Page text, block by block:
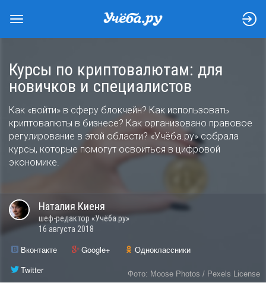
Курсы по криптовалютам: для
новичков и специалистов
Как «войти» в сферу блокчейн? Как использовать
криптовалюты в бизнесе? Как организовано правовое
регулирование в этой области? «Учёба.ру» собрала
курсы, которые помогут освоиться в цифровой
экономике.
Наталия Киеня
шеф-редактор «Учёба.ру»
16 августа 2018
Вконтакте Google+
Одноклассники
Twitter
Фото: Moose Photos / Pexels License